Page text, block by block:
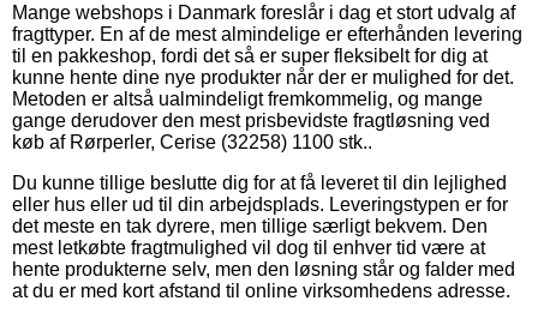
Mange webshops i Danmark foreslår i dag et stort udvalg af
fragttyper. En af de mest almindelige er efterhånden levering
til en pakkeshop, fordi det så er super fleksibelt for dig at
kunne hente dine nye produkter når der er mulighed for det.
Metoden er altså ualmindeligt fremkommelig, og mange
gange derudover den mest prisbevidste fragtløsning ved
køb af Rørperler, Cerise (32258) 1100 stk..
Du kunne tillige beslutte dig for at få leveret til din lejlighed
eller hus eller ud til din arbejdsplads. Leveringstypen er for
det meste en tak dyrere, men tillige særligt bekvem. Den
mest letkøbte fragtmulighed vil dog til enhver tid være at
hente produkterne selv, men den løsning står og falder med
at du er med kort afstand til online virksomhedens adresse.